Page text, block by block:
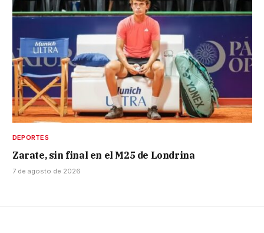
DEPORTES
Zarate, sin final en el M25 de Londrina
7 de agosto de 2026